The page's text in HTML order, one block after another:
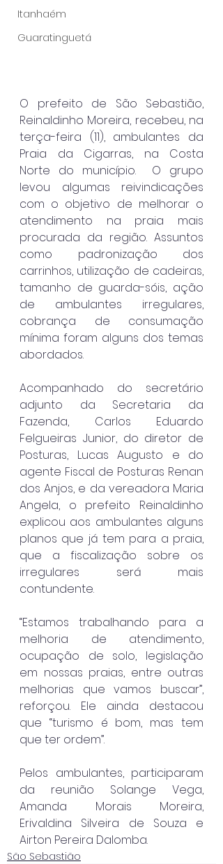
Itanhaém
Guaratinguetá
O prefeito de São Sebastião,
Reinaldinho Moreira, recebeu, na
terça-feira (11), ambulantes da
Praia da Cigarras, na Costa
Norte do município.  O grupo
levou algumas reivindicações
com o objetivo de melhorar o
atendimento na praia mais
procurada da região. Assuntos
como padronização dos
carrinhos, utilização de cadeiras,
tamanho de guarda-sóis, ação
de ambulantes irregulares,
cobrança de consumação
mínima foram alguns dos temas
abordados.
Acompanhado do secretário
adjunto da Secretaria da
Fazenda, Carlos Eduardo
Felgueiras Junior, do diretor de
Posturas, Lucas Augusto e do
agente Fiscal de Posturas Renan
dos Anjos, e da vereadora Maria
Angela, o prefeito Reinaldinho
explicou aos ambulantes alguns
planos que já tem para a praia,
que a fiscalização sobre os
irregulares será mais
contundente.
“Estamos trabalhando para a
melhoria de atendimento,
ocupação de solo, legislação
em nossas praias, entre outras
melhorias que vamos buscar”,
reforçou. Ele ainda destacou
que “turismo é bom, mas tem
que ter ordem”.
Pelos ambulantes, participaram
da reunião Solange Vega,
Amanda Morais Moreira,
Erivaldina Silveira de Souza e
Airton Pereira Dalomba.
São Sebastião